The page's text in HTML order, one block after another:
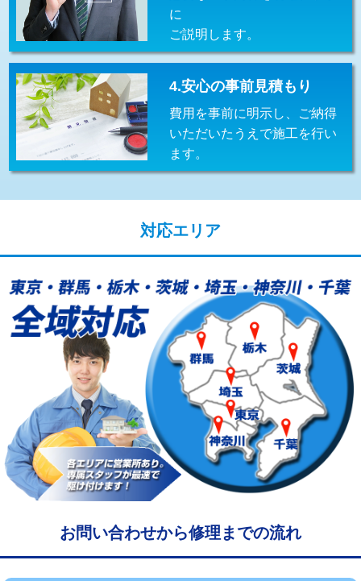
持込商品取付（混合水栓） 16,500円
持込商品取付（浄水器・分岐水栓） 16,500円
給水管工事※（ホール加工) 16,500円
給水管工事※（バンド止め) 3,300円
給水管工事※（支持金具設置)
業)
給水管工事※（塩ビ管（VP・HI）使
用/3ｍまで)
33,000円
給水管工事※（塩ビ管（VP・HI）使
用（追加）/3ｍ超え)
+8,800円
給水管工事※（ライニング鋼管・銅
管・ポリ管・HT管使用/3ｍまで)
44,000円
給水管工事※（ライニング鋼管・銅
管・ポリ管・HT管使用/3ｍ超え)
+8,800円
マス交換（土の掘削・埋め戻し作業） 11,000円~
マス交換（深さ50㎝未満） 55,000円
マス交換（深さ50㎝以上） 66,000円
に
ご説明します。
4.安心の事前見積もり
費用を事前に明示し、ご納得
いただいたうえで施工を行い
ます。
対応エリア
お問い合わせから修理までの流れ